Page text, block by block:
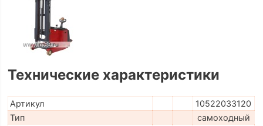
Технические характеристики
Артикул
10522033120
Тип
самоходный